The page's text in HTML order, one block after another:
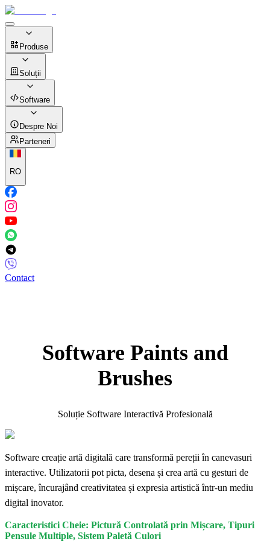
Produse
Soluții
Software
Despre Noi
Parteneri
RO
Contact
Software Paints and
Brushes
Soluție Software Interactivă Profesională
Software creație artă digitală care transformă pereții în canevasuri
interactive. Utilizatorii pot picta, desena și crea artă cu gesturi de
mișcare, încurajând creativitatea și expresia artistică într-un mediu
digital inovator.
Caracteristici Cheie: Pictură Controlată prin Mișcare, Tipuri
Pensule Multiple, Sistem Paletă Culori